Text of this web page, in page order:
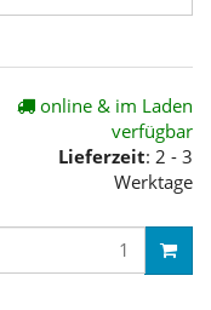
online & im Laden
verfügbar
Lieferzeit: 2 - 3
Werktage